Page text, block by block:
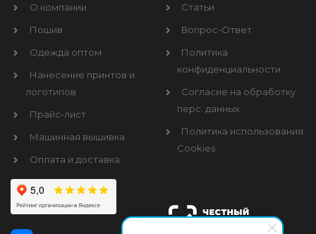
О компании
Пошив
Одежда оптом
Нанесение принтов и
логотипов
Прайс-лист
Машинная вышивка
Оплата и доставка
Статьи
Вопрос-Ответ
Политика
конфиденциальности
Согласие на обработку
перс. данных
Политика использования
Cookies